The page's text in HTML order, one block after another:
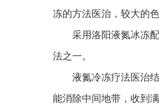
冻的方法医治，较大的
采用洛阳液氮冰冻配
法之一。
液氮冷冻疗法医治结
能消除中间地带，收到